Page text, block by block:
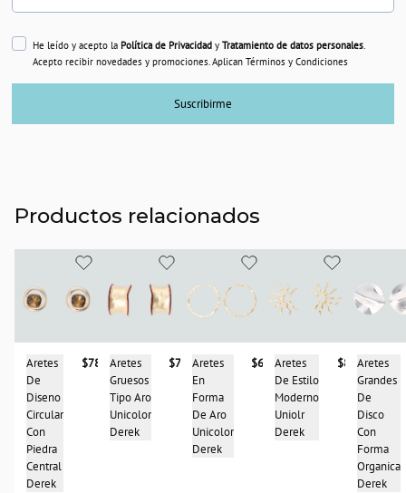
He leído y acepto la Política de Privacidady Tratamiento de datos personales.
Acepto recibir novedades y promociones. Aplican Términos y Condiciones
Suscribirme
Productos relacionados
Aretes
De
Diseno
Circular
Con
Piedra
Central
Derek
$78.900Aretes
Gruesos
Tipo Aro
Unicolor
Derek
$78.900Aretes
En
Forma
De Aro
Unicolor
Derek
$69.900Aretes
De Estilo
Moderno
Uniolr
Derek
$86.900
Aretes
Grandes
De
Disco
Con
Forma
Organica
Derek